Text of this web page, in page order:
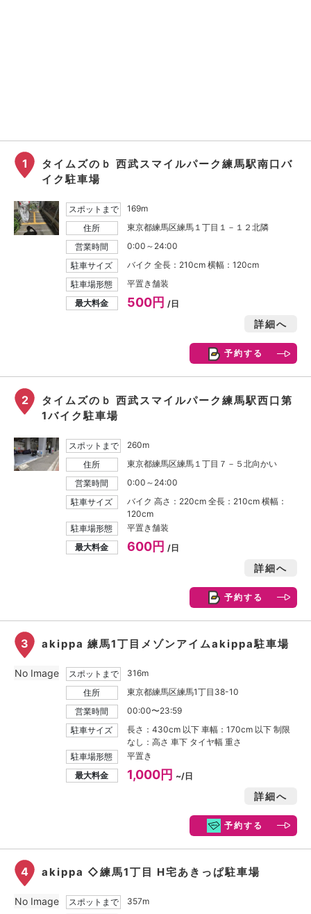
1
タイムズのｂ 西武スマイルパーク練馬駅南口バ
イク駐車場
スポットまで
169m
住所
東京都練馬区練馬１丁目１－１２北隣
営業時間
0:00～24:00
駐車サイズ
バイク 全長：210cm 横幅：120cm
駐車場形態
平置き舗装
最大料金
500円/日
詳細へ
予約する
2
タイムズのｂ 西武スマイルパーク練馬駅西口第
1バイク駐車場
スポットまで
260m
住所
東京都練馬区練馬１丁目７－５北向かい
営業時間
0:00～24:00
駐車サイズ
バイク 高さ：220cm 全長：210cm 横幅：
120cm
駐車場形態
平置き舗装
最大料金
600円 /日
詳細へ
予約する
3 akippa 練馬1丁目メゾンアイムakippa駐車場
スポットまで
316m
住所
東京都練馬区練馬1丁目38-10
営業時間
00:00〜23:59
駐車サイズ
長さ：430cm 以下 車幅：170cm 以下 制限
なし：高さ 車下 タイヤ幅 重さ
駐車場形態
平置き
最大料金
1,000円 ~/日
詳細へ
予約する
No Image
4 akippa ◇練馬1丁目 H宅あきっぱ駐車場
スポットまで
357m
No Image